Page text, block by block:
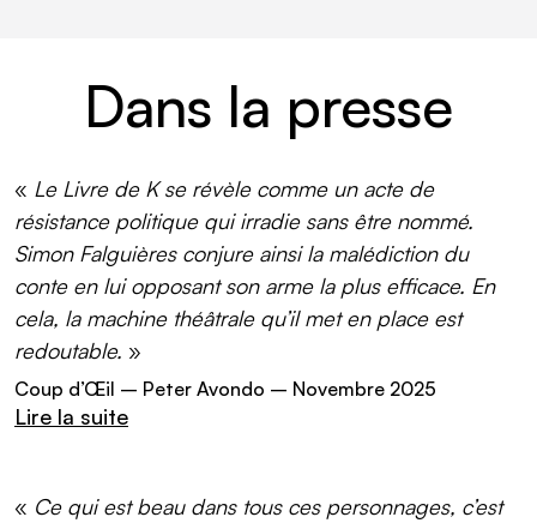
Dans la presse
« Le Livre de K se révèle comme un acte de
résistance politique qui irradie sans être nommé.
Simon Falguières conjure ainsi la malédiction du
conte en lui opposant son arme la plus efficace. En
cela, la machine théâtrale qu’il met en place est
redoutable. »
Coup d’Œil – Peter Avondo – Novembre 2025
Lire la suite(lien externe)
« Ce qui est beau dans tous ces personnages, c’est